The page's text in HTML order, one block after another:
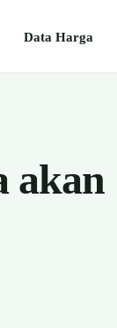
Data Harga
akan